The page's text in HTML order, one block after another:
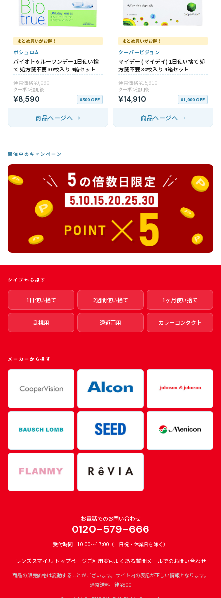
まとめ買いがお得！
ボシュロム
バイオトゥルーワンデー 1日使い捨
て 処方箋不要 30枚入り 4箱セット
通常価格 ¥9,090
クーポン適用後
¥8,590 ¥500 OFF
商品ページへ →
まとめ買いがお得！
クーパービジョン
マイデー ( マイデイ) 1日使い捨て 処
方箋不要 30枚入り 4箱セット
通常価格 ¥15,910
クーポン適用後
¥14,910 ¥1,000 OFF
商品ページへ →
開催中のキャンペーン
タイプから探す
1日使い捨て 2週間使い捨て 1ヶ月使い捨て
乱視用 遠近両用 カラーコンタクト
メーカーから探す
お電話でのお問い合わせ
0120-579-666
受付時間 10:00〜17:00（土日祝・休業日を除く）
レンズスマイル トップページご利用案内よくある質問メールでのお問い合わせ
商品の販売価格は変動することがございます。サイト内の表記が正しい情報となります。
通常送料一律 ¥800